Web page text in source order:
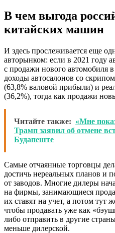
В чем выгода
китайских машин
И здесь прослеживается еще
авторынком: если в 2021 году
с продажи нового автомобиля
доходы автосалонов со
(63,8% валовой прибыли) и
(36,2%), тогда как продажи
Читайте также: «Мне
Трамп заявил об отмене
Будапеште
Самые отчаянные торговцы
достичь нереальных планов и
от заводов. Многие дилеры
на фирмы, занимающиеся
их ставят на учет, а потом тут
чтобы продавать уже как
либо отправить в другие
меньше дилерской.